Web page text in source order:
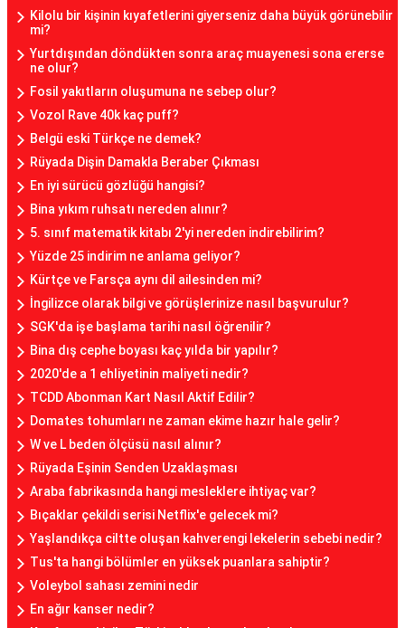
Kilolu bir kişinin kıyafetlerini giyerseniz daha büyük görünebilir
mi?
Yurtdışından döndükten sonra araç muayenesi sona ererse
ne olur?
Fosil yakıtların oluşumuna ne sebep olur?
Vozol Rave 40k kaç puff?
Belgü eski Türkçe ne demek?
Rüyada Dişin Damakla Beraber Çıkması
En iyi sürücü gözlüğü hangisi?
Bina yıkım ruhsatı nereden alınır?
5. sınıf matematik kitabı 2'yi nereden indirebilirim?
Yüzde 25 indirim ne anlama geliyor?
Kürtçe ve Farsça aynı dil ailesinden mi?
İngilizce olarak bilgi ve görüşlerinize nasıl başvurulur?
SGK'da işe başlama tarihi nasıl öğrenilir?
Bina dış cephe boyası kaç yılda bir yapılır?
2020'de a 1 ehliyetinin maliyeti nedir?
TCDD Abonman Kart Nasıl Aktif Edilir?
Domates tohumları ne zaman ekime hazır hale gelir?
W ve L beden ölçüsü nasıl alınır?
Rüyada Eşinin Senden Uzaklaşması
Araba fabrikasında hangi mesleklere ihtiyaç var?
Bıçaklar çekildi serisi Netflix'e gelecek mi?
Yaşlandıkça ciltte oluşan kahverengi lekelerin sebebi nedir?
Tus'ta hangi bölümler en yüksek puanlara sahiptir?
Voleybol sahası zemini nedir
En ağır kanser nedir?